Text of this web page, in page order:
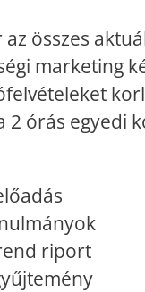
összes
marketing
2 órás egyedi
riport